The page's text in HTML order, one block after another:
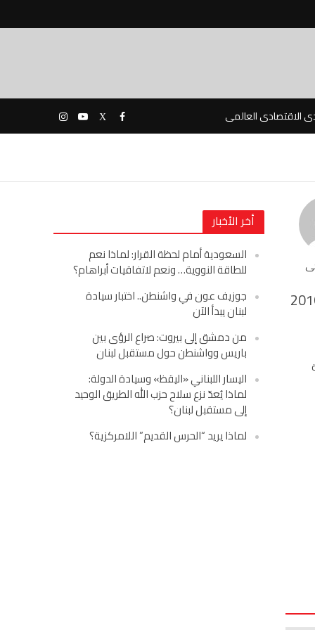
الاقتصادى العالمى
أخر الأخبار
السعودية أمام لحظة القرار: لماذا نعم
للطاقة النووية… ونعم لاتفاقيات أبراهام؟
جوزيف عون في واشنطن.. اختبار سيادة
لبنان يبدأ الآن
من دمشق إلى بيروت: صراع الرؤى بين
باريس وواشنطن حول مستقبل لبنان
اليسار اللبناني «اليقظ» وسيادة الدولة:
لماذا يُعدّ نزع سلاح حزب الله الطريق الوحيد
إلى مستقبل لبنان؟
لماذا يريد “الحرس القديم” اللامركزية؟